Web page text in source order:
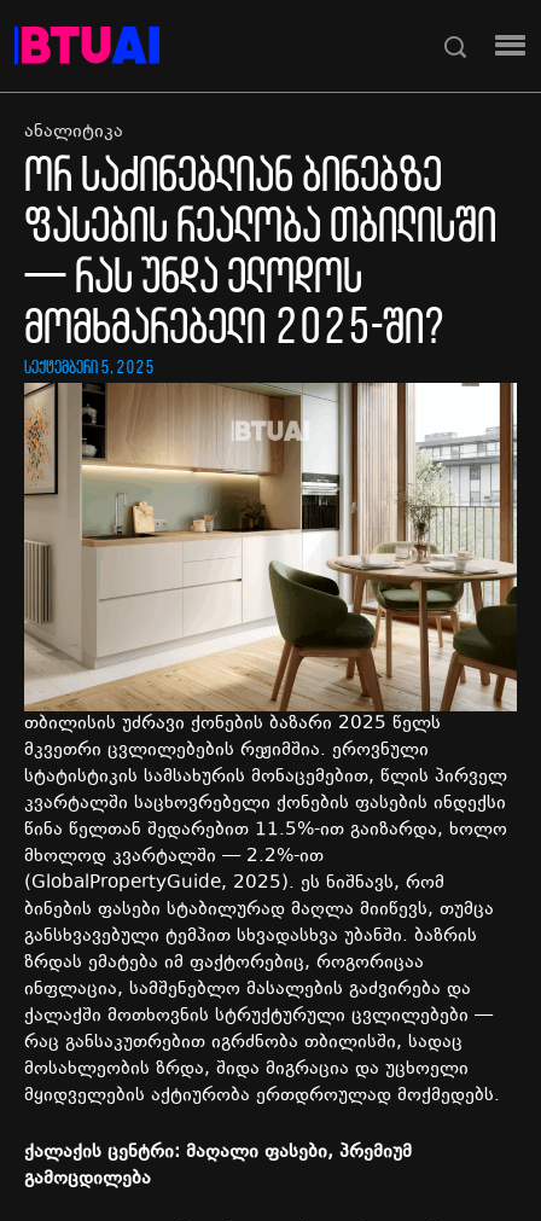
ანალიტიკა
ორ საძინებლიან ბინებზე
ფასების რეალობა თბილისში
— რას უნდა ელოდოს
მომხმარებელი 2025-ში?
სექტემბერი 5, 2025
თბილისის უძრავი ქონების ბაზარი 2025 წელს
მკვეთრი ცვლილებების რეჟიმშია. ეროვნული
სტატისტიკის სამსახურის მონაცემებით, წლის პირველ
კვარტალში საცხოვრებელი ქონების ფასების ინდექსი
წინა წელთან შედარებით 11.5%-ით გაიზარდა, ხოლო
მხოლოდ კვარტალში — 2.2%-ით
(GlobalPropertyGuide, 2025). ეს ნიშნავს, რომ
ბინების ფასები სტაბილურად მაღლა მიიწევს, თუმცა
განსხვავებული ტემპით სხვადასხვა უბანში. ბაზრის
ზრდას ემატება იმ ფაქტორებიც, როგორიცაა
ინფლაცია, სამშენებლო მასალების გაძვირება და
ქალაქში მოთხოვნის სტრუქტურული ცვლილებები —
რაც განსაკუთრებით იგრძნობა თბილისში, სადაც
მოსახლეობის ზრდა, შიდა მიგრაცია და უცხოელი
მყიდველების აქტიურობა ერთდროულად მოქმედებს.
ქალაქის ცენტრი: მაღალი ფასები, პრემიუმ
გამოცდილება